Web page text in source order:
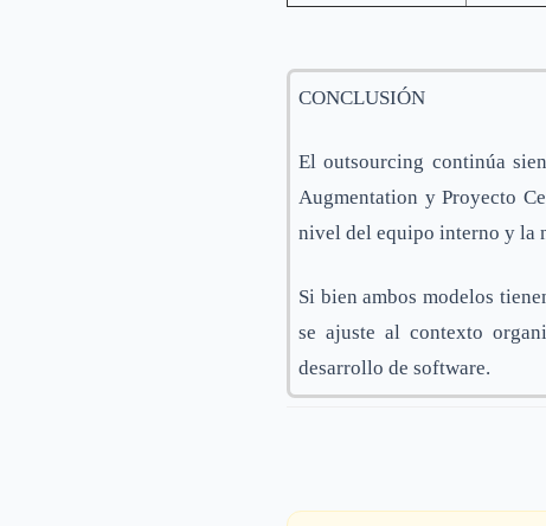
CONCLUSIÓN
El outsourcing continúa
Augmentation y Proyecto
nivel del equipo interno y la
Si bien ambos modelos
se ajuste al contexto
desarrollo de software.